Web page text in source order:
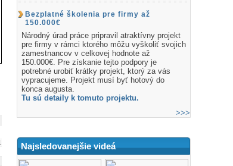
Bezplatné školenia pre firmy až
150.000€
Národný úrad práce pripravil atraktívny projekt
pre firmy v rámci ktorého môžu vyškoliť svojich
zamestnancov v celkovej hodnote až
150.000€. Pre získanie tejto podpory je
potrebné urobiť krátky projekt, ktorý za vás
vypracujeme. Projekt musí byť hotový do
konca augusta.
Tu sú detaily k tomuto projektu.
>>>
Najsledovanejšie videá